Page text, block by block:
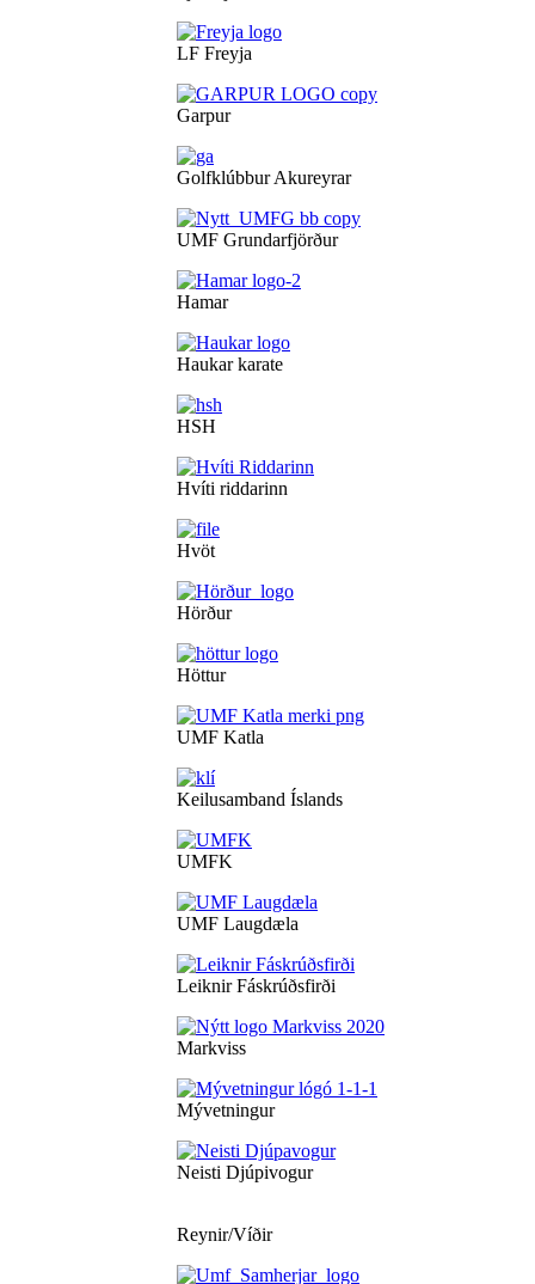
LF Freyja
Garpur
Golfklúbbur Akureyrar
UMF Grundarfjörður
Hamar
Haukar karate
HSH
Hvíti riddarinn
Hvöt
Hörður
Höttur
UMF Katla
Keilusamband Íslands
UMFK
UMF Laugdæla
Leiknir Fáskrúðsfirði
Markviss
Mývetningur
Neisti Djúpivogur
Reynir/Víðir